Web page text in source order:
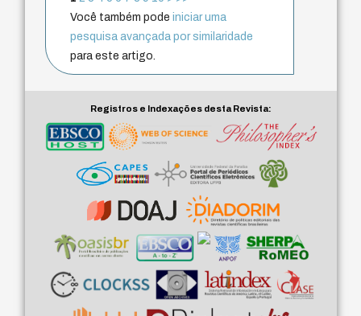
Você também podeiniciar uma
pesquisa avançada por similaridade
para este artigo.
Registros e Indexações desta Revista: